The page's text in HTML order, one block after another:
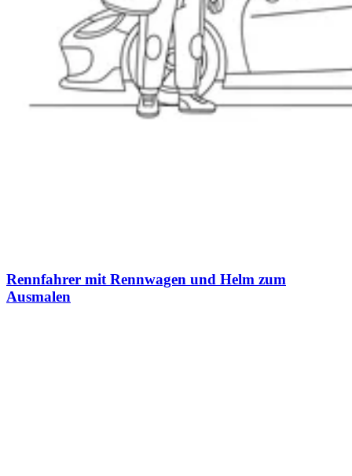
Rennfahrer mit Rennwagen und Helm zum
Ausmalen